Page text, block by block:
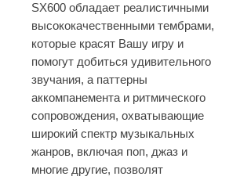
SX600 обладает реалистичными
высококачественными тембрами,
которые красят Вашу игру и
помогут добиться удивительного
звучания, а паттерны
аккомпанемента и ритмического
сопровождения, охватывающие
широкий спектр музыкальных
жанров, включая поп, джаз и
многие другие, позволят